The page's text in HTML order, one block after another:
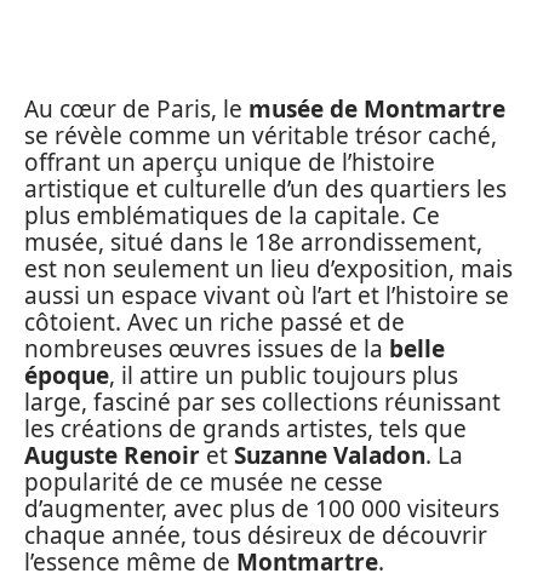
Au cœur de Paris, le musée de Montmartre
se révèle comme un véritable trésor caché,
offrant un aperçu unique de l’histoire
artistique et culturelle d’un des quartiers les
plus emblématiques de la capitale. Ce
musée, situé dans le 18e arrondissement,
est non seulement un lieu d’exposition, mais
aussi un espace vivant où l’art et l’histoire se
côtoient. Avec un riche passé et de
nombreuses œuvres issues de la belle
époque, il attire un public toujours plus
large, fasciné par ses collections réunissant
les créations de grands artistes, tels que
Auguste Renoir etSuzanne Valadon. La
popularité de ce musée ne cesse
d’augmenter, avec plus de 100 000 visiteurs
chaque année, tous désireux de découvrir
l’essence même de Montmartre.